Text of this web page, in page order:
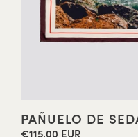
PAÑUELO DE
Precio
€115,00 EUR